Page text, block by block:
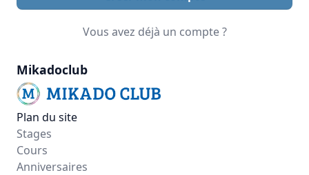
Vous avez déjà un compte ?
Mikadoclub
Plan du site
Stages
Cours
Anniversaires